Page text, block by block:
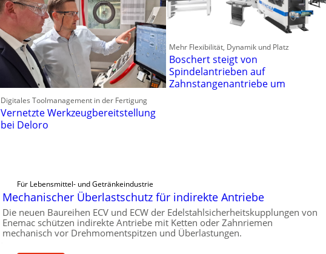
Digitales Toolmanagement in der Fertigung
Vernetzte Werkzeugbereitstellung
bei Deloro
Mehr Flexibilität, Dynamik und Platz
Boschert steigt von
Spindelantrieben auf
Zahnstangenantriebe um
Für Lebensmittel- und Getränkeindustrie
Mechanischer Überlastschutz für indirekte Antriebe
Die neuen Baureihen ECV und ECW der Edelstahlsicherheitskupplungen von
Enemac schützen indirekte Antriebe mit Ketten oder Zahnriemen
mechanisch vor Drehmomentspitzen und Überlastungen.